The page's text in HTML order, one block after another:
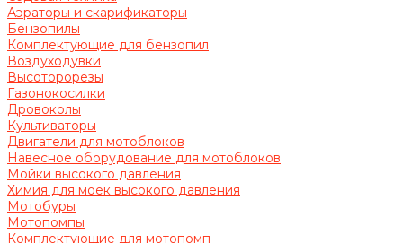
Аэраторы и скарификаторы
Бензопилы
Комплектующие для бензопил
Воздуходувки
Высоторорезы
Газонокосилки
Дровоколы
Культиваторы
Двигатели для мотоблоков
Навесное оборудование для мотоблоков
Мойки высокого давления
Химия для моек высокого давления
Мотобуры
Мотопомпы
Комплектующие для мотопомп